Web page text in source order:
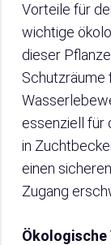
Vorteile für
wichtige
dieser
Schutzräume
essenziell für
in
einen
Zugang